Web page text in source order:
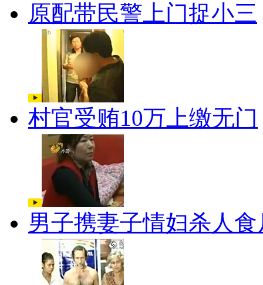
原配带民警上门捉小三
村官受贿10万上缴无门
男子携妻子情妇杀人食